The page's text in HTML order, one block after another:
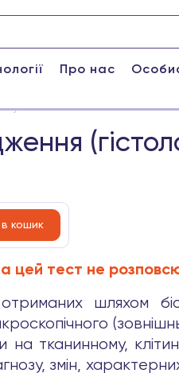
Про нас
вульви
кошик
цей тест не
шляхом
на тканинному,
змін,